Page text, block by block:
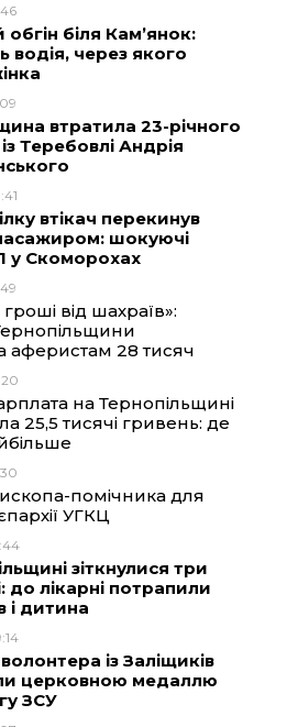
g
r
a p
біля Кам’янок:
водія, через якого
втратила 23-річного
Теребовлі Андрія
втікач перекинув
шокуючі
у Скоморохах
від шахраїв»:
аферистам 28 тисяч
на Тернопільщині
25,5 тисячі гривень: де
помічника для
УГКЦ
зіткнулися три
до лікарні потрапили
і дитина
із Заліщиків
церковною медаллю
ЗСУ